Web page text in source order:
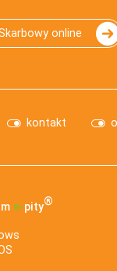
online
kontakt
e‑pity®